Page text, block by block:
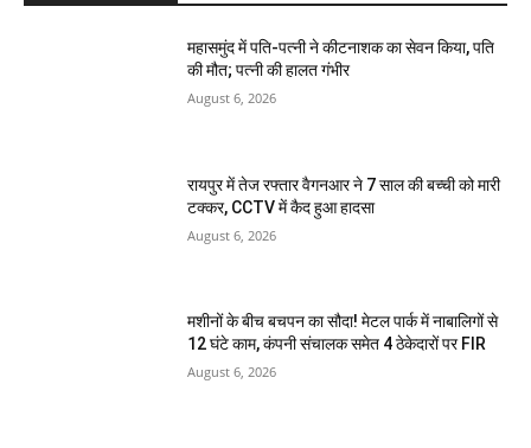
महासमुंद में पति-पत्नी ने कीटनाशक का सेवन किया, पति
की मौत; पत्नी की हालत गंभीर
August 6, 2026
रायपुर में तेज रफ्तार वैगनआर ने 7 साल की बच्ची को मारी
टक्कर, CCTV में कैद हुआ हादसा
August 6, 2026
मशीनों के बीच बचपन का सौदा! मेटल पार्क में नाबालिगों से
12 घंटे काम, कंपनी संचालक समेत 4 ठेकेदारों पर FIR
August 6, 2026